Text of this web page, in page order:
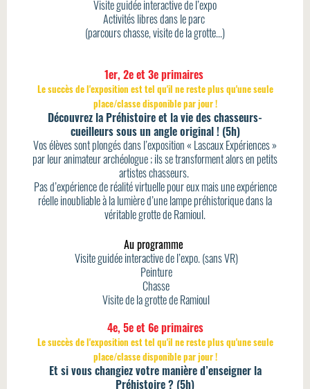
Visite guidée interactive de l’expo
Activités libres dans le parc
(parcours chasse, visite de la grotte...)
1er, 2e et 3e primaires
Le succès de l'exposition est tel qu'il ne reste plus qu'une seule
place/classe disponible par jour !
Découvrez la Préhistoire et la vie des chasseurs-
cueilleurs sous un angle original ! (5h)
Vos élèves sont plongés dans l’exposition « Lascaux Expériences »
par leur animateur archéologue ; ils se transforment alors en petits
artistes chasseurs.
Pas d’expérience de réalité virtuelle pour eux mais une expérience
réelle inoubliable à la lumière d’une lampe préhistorique dans la
véritable grotte de Ramioul.
Au programme
Visite guidée interactive de l’expo. (sans VR)
Peinture
Chasse
Visite de la grotte de Ramioul
4e, 5e et 6e primaires
Le succès de l'exposition est tel qu'il ne reste plus qu'une seule
place/classe disponible par jour !
Et si vous changiez votre manière d’enseigner la
Préhistoire ? (5h)